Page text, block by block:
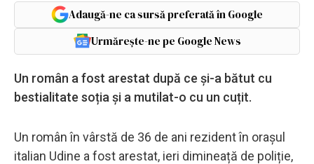
Adaugă-ne ca sursă preferată în Google
Urmărește-ne pe Google News
Un român a fost arestat după ce și-a bătut cu
bestialitate soția și a mutilat-o cu un cuțit.
Un român în vârstă de 36 de ani rezident în orașul
italian Udine a fost arestat, ieri dimineață de poliție,